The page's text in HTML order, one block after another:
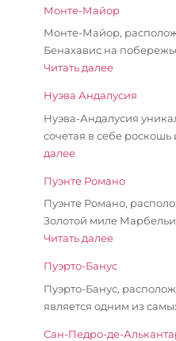
Монте-Майор
Монте-Майор,
Бенахавис на
Читать далее
Нуэва Андалусия
Нуэва-Андалусия
сочетая в себе
далее
Пуэнте Романо
Пуэнте Романо,
Золотой миле
Читать далее
Пуэрто-Банус
Пуэрто-Банус,
является одним из
Сан-Педро-де-